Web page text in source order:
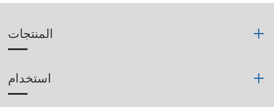
المنتجات
استخدام